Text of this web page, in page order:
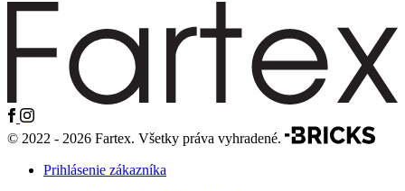
© 2022 - 2026 Fartex. Všetky práva vyhradené.
Prihlásenie zákazníka